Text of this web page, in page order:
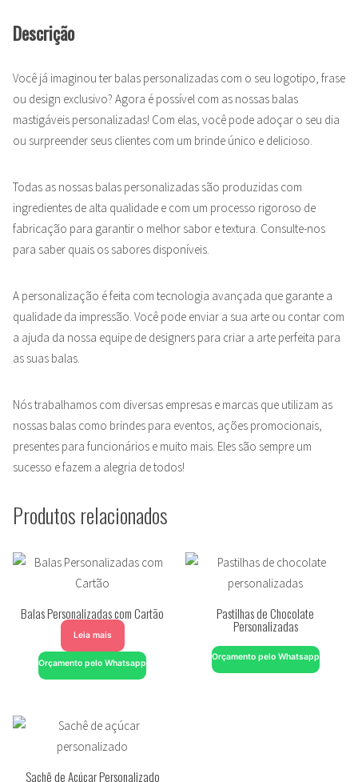
Descrição
Você já imaginou ter balas personalizadas com o seu logotipo, frase
ou design exclusivo? Agora é possível com as nossas balas
mastigáveis personalizadas! Com elas, você pode adoçar o seu dia
ou surpreender seus clientes com um brinde único e delicioso.
Todas as nossas balas personalizadas são produzidas com
ingredientes de alta qualidade e com um processo rigoroso de
fabricação para garantir o melhor sabor e textura. Consulte-nos
para saber quais os sabores disponíveis.
A personalização é feita com tecnologia avançada que garante a
qualidade da impressão. Você pode enviar a sua arte ou contar com
a ajuda da nossa equipe de designers para criar a arte perfeita para
as suas balas.
Nós trabalhamos com diversas empresas e marcas que utilizam as
nossas balas como brindes para eventos, ações promocionais,
presentes para funcionários e muito mais. Eles são sempre um
sucesso e fazem a alegria de todos!
Produtos relacionados
Balas Personalizadas com Cartão
Leia mais
Orçamento pelo Whatsapp
Pastilhas de Chocolate
Personalizadas
Orçamento pelo Whatsapp
Sachê de Açúcar Personalizado